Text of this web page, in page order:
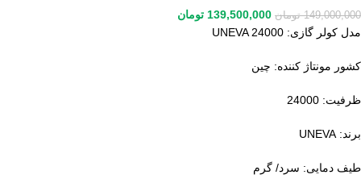
149,000,000 تومان 139,500,000 تومان
مدل کولر گازی: UNEVA 24000
کشور مونتاژ کننده: چین
ظرفیت: 24000
برند: UNEVA
طیف دمایی: سرد/ گرم